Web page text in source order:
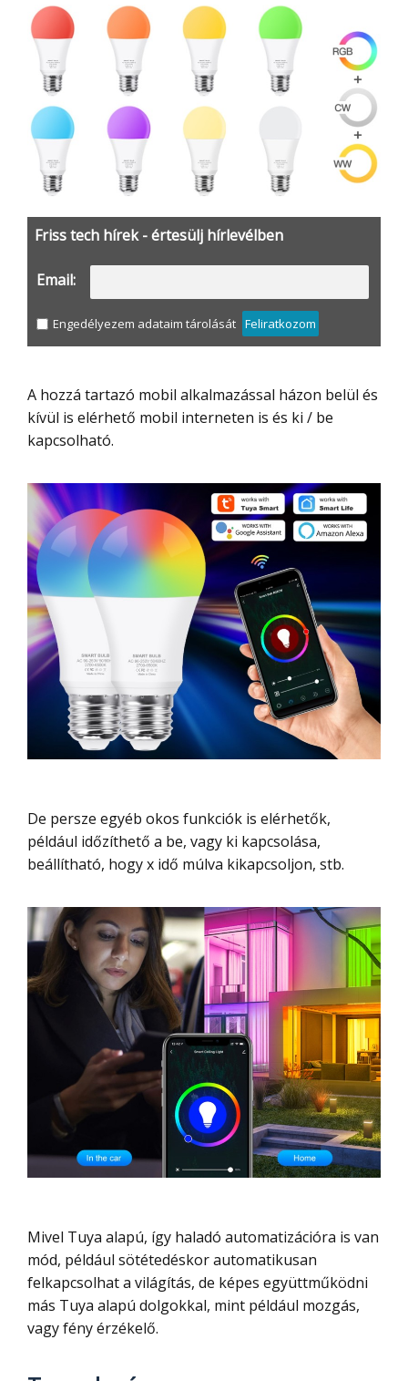
Friss tech hírek - értesülj hírlevélben
Email:
Engedélyezem adataim tárolását Feliratkozom
A hozzá tartazó mobil alkalmazással házon belül és
kívül is elérhető mobil interneten is és ki / be
kapcsolható.
De persze egyéb okos funkciók is elérhetők,
például időzíthető a be, vagy ki kapcsolása,
beállítható, hogy x idő múlva kikapcsoljon, stb.
Mivel Tuya alapú, így haladó automatizációra is van
mód, például sötétedéskor automatikusan
felkapcsolhat a világítás, de képes együttműködni
más Tuya alapú dolgokkal, mint például mozgás,
vagy fény érzékelő.